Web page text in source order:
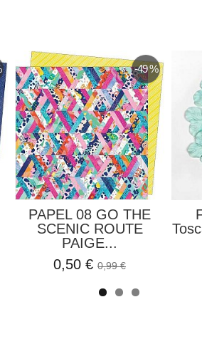
-49 %
PAPEL 08 GO THE
SCENIC ROUTE
PAIGE...
0,50 €0,99 €